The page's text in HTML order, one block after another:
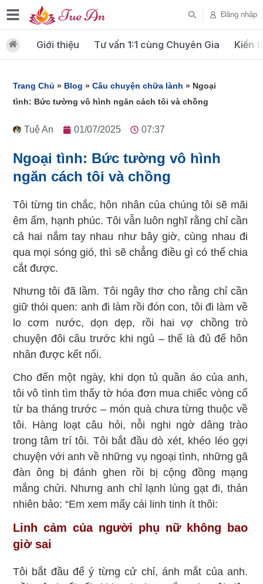
Đăng nhập
Giới thiệu Tư vấn 1:1 cùng Chuyên Gia Kiến
Trang Chủ » Blog » Câu chuyện chữa lành » Ngoại
tình: Bức tường vô hình ngăn cách tôi và chồng
Tuệ An 01/07/2025 07:37
Ngoại tình: Bức tường vô hình
ngăn cách tôi và chồng
Tôi từng tin chắc, hôn nhân của chúng tôi sẽ mãi
êm ấm, hạnh phúc. Tôi vẫn luôn nghĩ rằng chỉ cần
cả hai nắm tay nhau như bây giờ, cùng nhau đi
qua mọi sóng gió, thì sẽ chẳng điều gì có thể chia
cắt được.
Nhưng tôi đã lầm. Tôi ngây thơ cho rằng chỉ cần
giữ thói quen: anh đi làm rồi đón con, tôi đi làm về
lo cơm nước, dọn dẹp, rồi hai vợ chồng trò
chuyện đôi câu trước khi ngủ – thế là đủ để hôn
nhân được kết nối.
Cho đến một ngày, khi dọn tủ quần áo của anh,
tôi vô tình tìm thấy tờ hóa đơn mua chiếc vòng cổ
từ ba tháng trước – món quà chưa từng thuộc về
tôi. Hàng loạt câu hỏi, nỗi nghi ngờ dâng trào
trong tâm trí tôi. Tôi bắt đầu dò xét, khéo léo gợi
chuyện với anh về những vụ ngoại tình, những gã
đàn ông bị đánh ghen rồi bị cộng đồng mạng
mắng chửi. Nhưng anh chỉ lạnh lùng gạt đi, thản
nhiên bảo: “Em xem mấy cái linh tinh ít thôi:
Linh cảm của người phụ nữ không bao
giờ sai
Tôi bắt đầu để ý từng cử chỉ, ánh mắt của anh.